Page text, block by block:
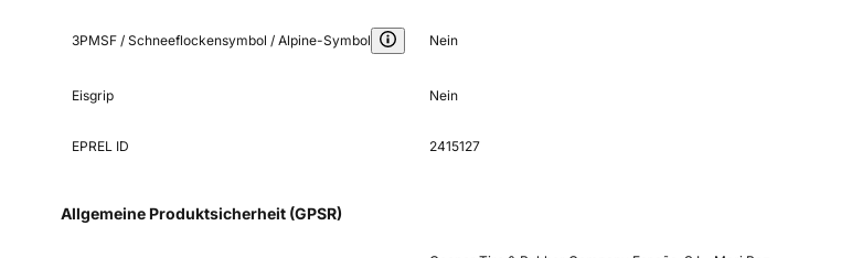
3PMSF / Schneeflockensymbol / Alpine-Symbol Nein
Eisgrip Nein
EPREL ID 2415127
Allgemeine Produktsicherheit (GPSR)